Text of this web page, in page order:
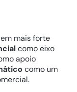
mais forte
como eixo
apoio
como um